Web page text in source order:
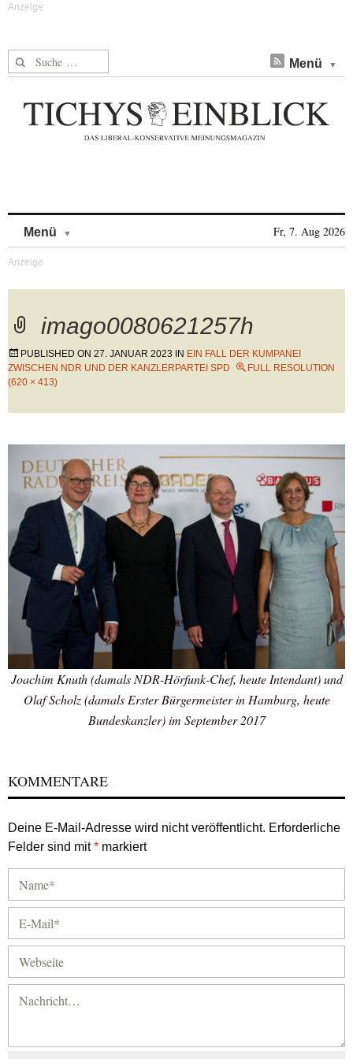
Suche nach: Menü
Menü Fr, 7. Aug 2026
imago0080621257h
PUBLISHED ON 27. JANUAR 2023 IN EIN FALL DER KUMPANEI
ZWISCHEN NDR UND DER KANZLERPARTEI SPD
FULL RESOLUTION
(620 × 413)
Joachim Knuth (damals NDR-Hörfunk-Chef, heute Intendant) und
Olaf Scholz (damals Erster Bürgermeister in Hamburg, heute
Bundeskanzler) im September 2017
KOMMENTARE
Deine E-Mail-Adresse wird nicht veröffentlicht. Erforderliche
Felder sind mit* markiert